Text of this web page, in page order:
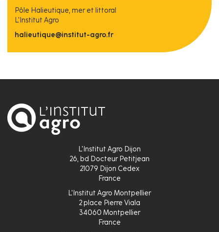
Pôle Halieutique, mer et littoral
L'Institut Agro
halieutique@institut-agro.fr
L'Institut Agro Dijon
26, bd Docteur Petitjean
21079 Dijon Cedex
France
L'Institut Agro Montpellier
2 place Pierre Viala
34060 Montpellier
France